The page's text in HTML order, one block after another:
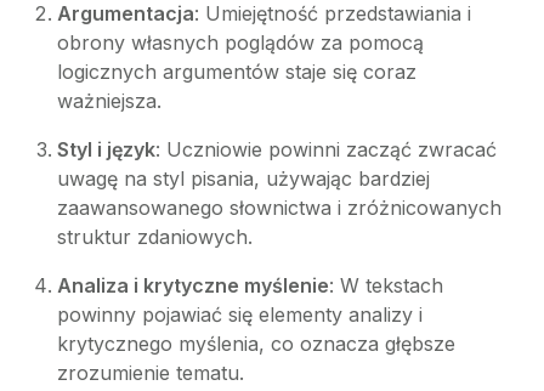
Argumentacja: Umiejętność przedstawiania i
obrony własnych poglądów za pomocą
logicznych argumentów staje się coraz
ważniejsza.
Styl i język: Uczniowie powinni zacząć zwracać
uwagę na styl pisania, używając bardziej
zaawansowanego słownictwa i zróżnicowanych
struktur zdaniowych.
Analiza i krytyczne myślenie: W tekstach
powinny pojawiać się elementy analizy i
krytycznego myślenia, co oznacza głębsze
zrozumienie tematu.